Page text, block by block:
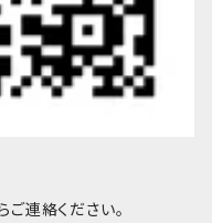
連絡ください。